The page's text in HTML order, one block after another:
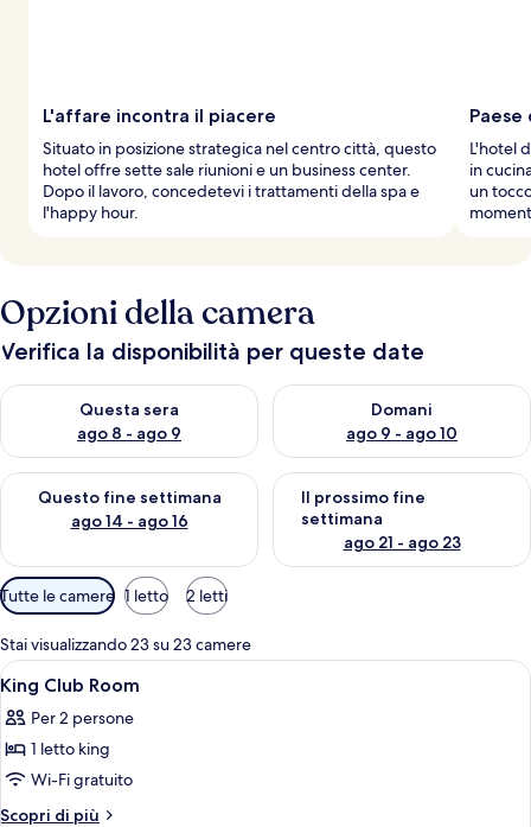
L'affare incontra il piacere
Situato in posizione strategica nel centro città, questo
hotel offre sette sale riunioni e un business center.
Dopo il lavoro, concedetevi i trattamenti della spa e
l'happy hour.
L'hotel
in
un
Opzioni della camera
Verifica la disponibilità per queste date
Questa sera
ago 8 - ago 9
Verifica la disponibilità per questa sera, ago 8 - ago 9
Domani
ago 9 - ago 10
Verifica la disponibilità per
Questo fine settimana
ago 14 - ago 16
Verifica la disponibilità per questo fine settimana, ago 14 -
Il prossimo fine
settimana
ago 21 - ago 23
Verifica la disponibilità per il
Filtri
disponibili
per
le
camere
Tutte le camere 1 letto 2 letti
Stai visualizzando 23 su 23 camere
Apri
tutte
le
foto
per
King
Una hall moderna con un'area
1
King Club Room
Per 2 persone
1 letto king
Wi-Fi gratuito
Scopri di più
Altri